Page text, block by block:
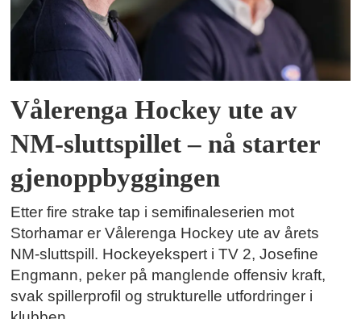
Vålerenga Hockey ute av
NM-sluttspillet – nå starter
gjenoppbyggingen
Etter fire strake tap i semifinaleserien mot
Storhamar er Vålerenga Hockey ute av årets
NM-sluttspill. Hockeyekspert i TV 2, Josefine
Engmann, peker på manglende offensiv kraft,
svak spillerprofil og strukturelle utfordringer i